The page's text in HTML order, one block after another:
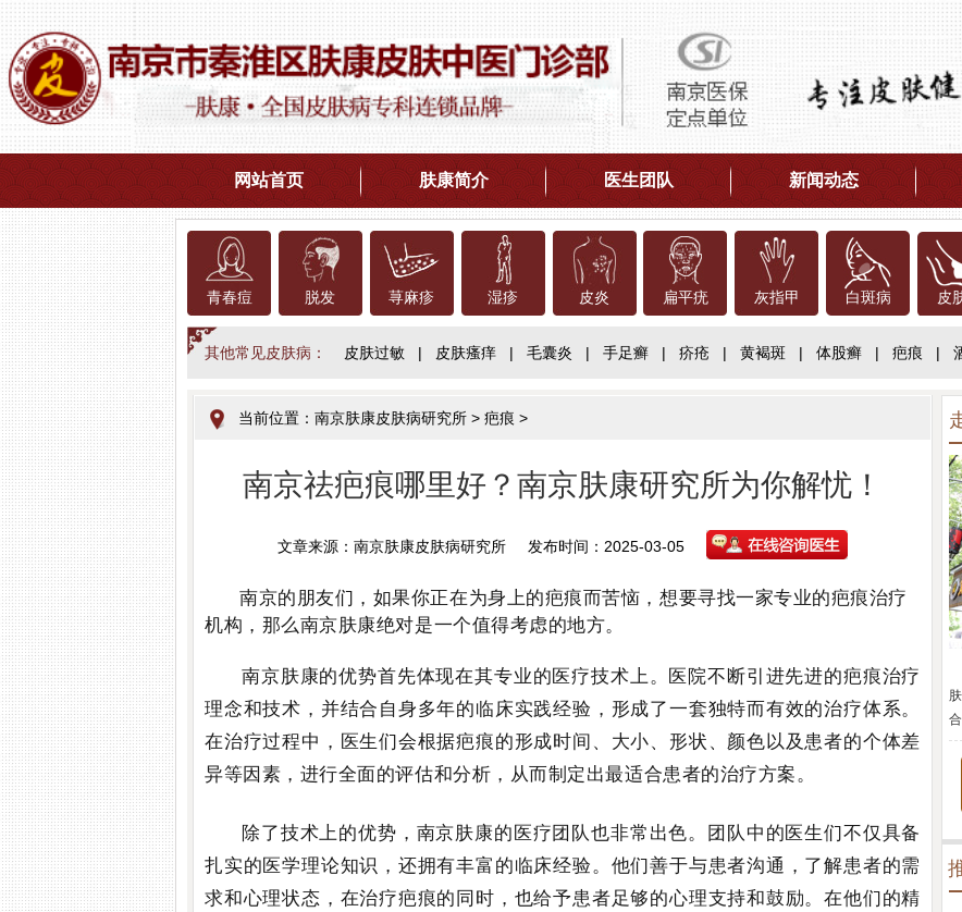
网站首页 肤康简介 医生团队 新闻动态
青春痘 脱发 荨麻疹 湿疹 皮炎 扁平疣 灰指甲 白斑病 皮
其他常见皮肤病： 皮肤过敏 | 皮肤瘙痒 | 毛囊炎 | 手足癣 | 疥疮 | 黄褐斑 | 体股癣 | 疤痕 |
当前位置： 南京肤康皮肤病研究所 > 疤痕 >
南京祛疤痕哪里好？南京肤康研究所为你解忧！
文章来源：南京肤康皮肤病研究所 发布时间：2025-03-05
南京的朋友们，如果你正在为身上的疤痕而苦恼，想要寻找一家专业的疤痕治疗
机构，那么南京肤康绝对是一个值得考虑的地方。
南京肤康的优势首先体现在其专业的医疗技术上。医院不断引进先进的疤痕治疗
理念和技术，并结合自身多年的临床实践经验，形成了一套独特而有效的治疗体系。
在治疗过程中，医生们会根据疤痕的形成时间、大小、形状、颜色以及患者的个体差
异等因素，进行全面的评估和分析，从而制定出最适合患者的治疗方案。
除了技术上的优势，南京肤康的医疗团队也非常出色。团队中的医生们不仅具备
扎实的医学理论知识，还拥有丰富的临床经验。他们善于与患者沟通，了解患者的需
求和心理状态，在治疗疤痕的同时，也给予患者足够的心理支持和鼓励。在他们的精